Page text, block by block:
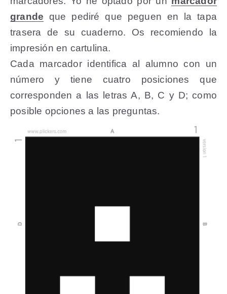
grande que pediré que peguen en la tapa
trasera de su cuaderno. Os recomiendo la
impresión en cartulina.
Cada marcador identifica al alumno con un
número y tiene cuatro posiciones que
corresponden a las letras A, B, C y D; como
posible opciones a las preguntas.